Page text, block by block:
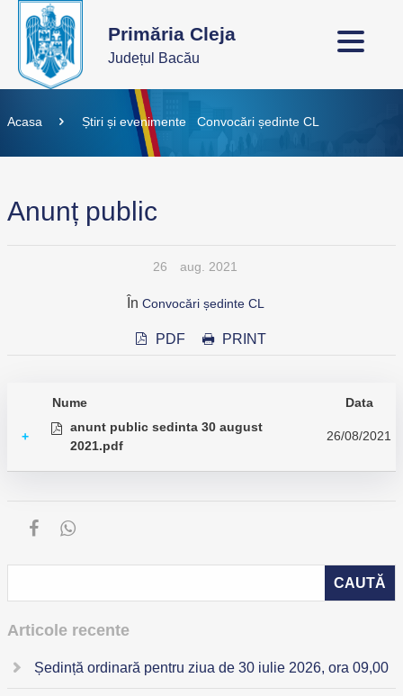
Primăria Cleja
Județul Bacău
Acasa Știri și evenimente Convocări ședinte CL
Anunț public
26 aug. 2021
În Convocări ședinte CL
PDF PRINT
Nume Data
+
anunt public sedinta 30 august
2021.pdf
26/08/2021
Articole recente
Ședință ordinară pentru ziua de 30 iulie 2026, ora 09,00